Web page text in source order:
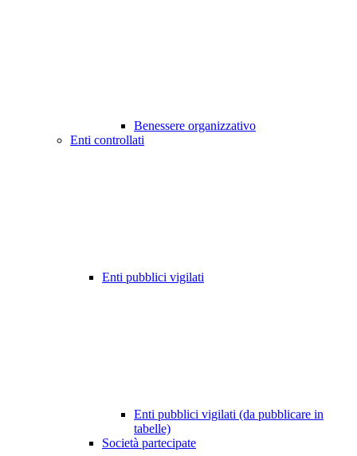
Benessere organizzativo
Enti controllati
Enti pubblici vigilati
Enti pubblici vigilati (da pubblicare in
tabelle)
Società partecipate